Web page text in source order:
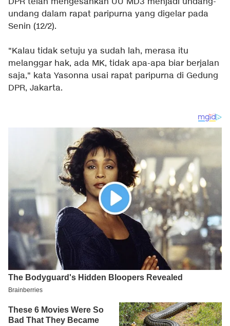
undang dalam rapat paripurna yang digelar pada
Senin (12/2).
"Kalau tidak setuju ya sudah lah, merasa itu
melanggar hak, ada MK, tidak apa-apa biar berjalan
saja," kata Yasonna usai rapat paripurna di Gedung
DPR, Jakarta.